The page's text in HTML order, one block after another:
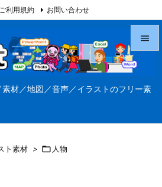
材／地図／音声／イラストのフリー素



ご利用規約 お問い合わせ
て
ト素材 >  人物